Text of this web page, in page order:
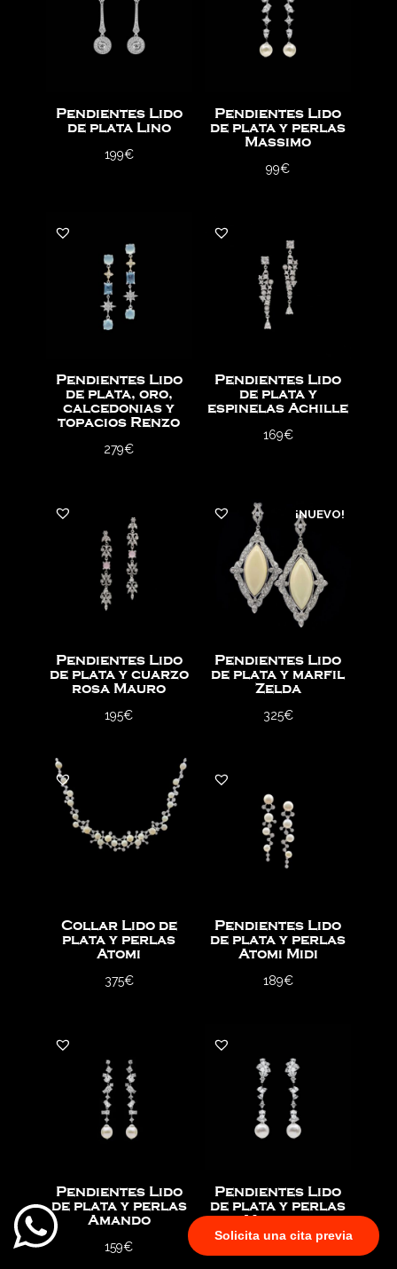
Solicita una cita previa
Pendientes Lido
de plata Lino
199€
Pendientes Lido
de plata y perlas
Massimo
99€
Pendientes Lido
de plata, oro,
calcedonias y
topacios Renzo
279€
Pendientes Lido
de plata y
espinelas Achille
169€
Pendientes Lido
de plata y cuarzo
rosa Mauro
195€
¡NUEVO!
Pendientes Lido
de plata y marfil
Zelda
325€
Collar Lido de
plata y perlas
Atomi
375€
Pendientes Lido
de plata y perlas
Atomi Midi
189€
Pendientes Lido
de plata y perlas
Amando
159€
Pendientes Lido
de plata y perlas